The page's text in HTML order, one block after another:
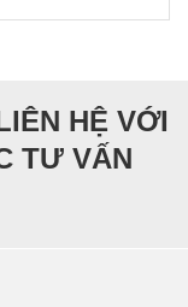
HỆ VỚI
TƯ VẤN